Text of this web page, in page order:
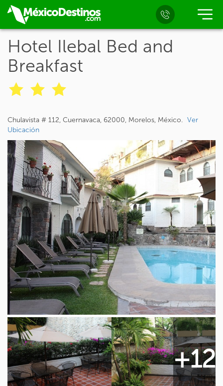
Hotel Ilebal Bed and
Breakfast
Chulavista # 112, Cuernavaca, 62000, Morelos, México. Ver
Ubicación
+12